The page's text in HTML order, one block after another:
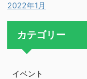
2022年1月
カテゴリー
イベント